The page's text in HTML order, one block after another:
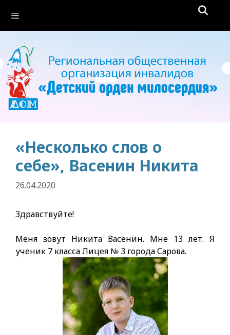
содержимому
«Несколько слов о
себе», Васенин Никита
26.04.2020
Здравствуйте!
Меня зовут Никита Васенин. Мне 13 лет. Я
ученик 7 класса Лицея № 3 города Сарова.